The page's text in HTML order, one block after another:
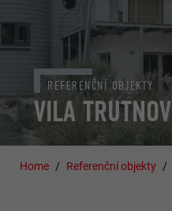
VILA TRUTNOV
REFERENČNÍ OBJEKTY
Home Referenční objekty